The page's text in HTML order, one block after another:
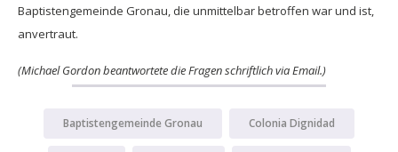
Baptistengemeinde Gronau, die unmittelbar betroffen war und ist,
anvertraut.
(Michael Gordon beantwortete die Fragen schriftlich via Email.)
Baptistengemeinde Gronau Colonia Dignidad